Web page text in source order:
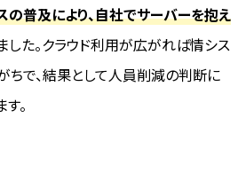
の普及により、自社でサーバーを抱え
した。クラウド利用が広がれば情シス
ちで、結果として人員削減の判断に
。